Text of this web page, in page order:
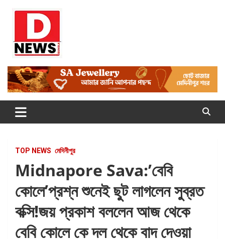
Dnews
#Medinipur24X7News
TOP NEWS মেদিনীপুর
Midnapore Sava:’বেবি
কোলে’প্রশ্ন শুনেই ছুট লাগলেন সুব্রত
বক্সি!জয় প্রকাশ বললেন আজ থেকে
বেবি কোলে কে দল থেকে বাদ দেওয়া